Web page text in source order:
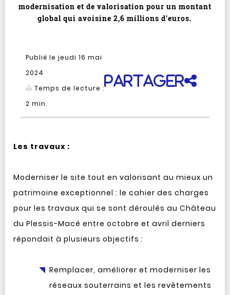
modernisation et de valorisation pour un montant
global qui avoisine 2,6 millions d’euros.
Publié le jeudi 16 mai
2024
Temps de lecture :
2 min.
Partager
Les travaux :
Moderniser le site tout en valorisant au mieux un
patrimoine exceptionnel : le cahier des charges
pour les travaux qui se sont déroulés au Château
du Plessis-Macé entre octobre et avril derniers
répondait à plusieurs objectifs :
Remplacer, améliorer et moderniser les
réseaux souterrains et les revêtements